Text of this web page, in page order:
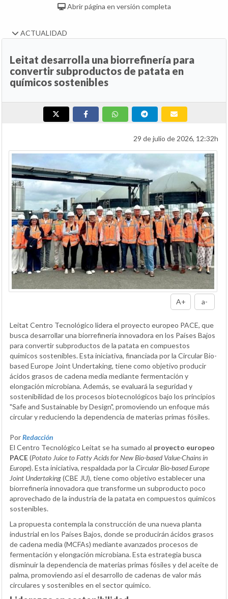
Abrir página en versión completa
ACTUALIDAD
Leitat desarrolla una biorrefinería para
convertir subproductos de patata en
químicos sostenibles
29 de julio de 2026, 12:32h
A+ a-
Leitat Centro Tecnológico lidera el proyecto europeo PACE, que
busca desarrollar una biorrefinería innovadora en los Países Bajos
para convertir subproductos de la patata en compuestos
químicos sostenibles. Esta iniciativa, financiada por la Circular Bio-
based Europe Joint Undertaking, tiene como objetivo producir
ácidos grasos de cadena media mediante fermentación y
elongación microbiana. Además, se evaluará la seguridad y
sostenibilidad de los procesos biotecnológicos bajo los principios
"Safe and Sustainable by Design", promoviendo un enfoque más
circular y reduciendo la dependencia de materias primas fósiles.
PorRedacción
El Centro Tecnológico Leitat se ha sumado al proyecto europeo
PACE(Potato Juice to Fatty Acids for New Bio-based Value-Chains in
Europe). Esta iniciativa, respaldada por la Circular Bio-based Europe
Joint Undertaking(CBE JU), tiene como objetivo establecer una
biorrefinería innovadora que transforme un subproducto poco
aprovechado de la industria de la patata en compuestos químicos
sostenibles.
La propuesta contempla la construcción de una nueva planta
industrial en los Países Bajos, donde se producirán ácidos grasos
de cadena media (MCFAs) mediante avanzados procesos de
fermentación y elongación microbiana. Esta estrategia busca
disminuir la dependencia de materias primas fósiles y del aceite de
palma, promoviendo así el desarrollo de cadenas de valor más
circulares y sostenibles en el sector químico.